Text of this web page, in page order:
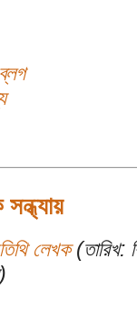
লেখক(তারিখ: